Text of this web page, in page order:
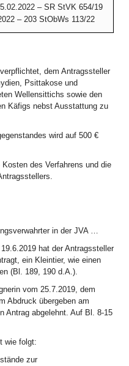
– SR StVK 654/19
– 203 StObWs 113/22
dem Antragssteller
Psittakose und
Wellensittichs sowie den
Käfigs nebst Ausstattung zu
wird auf 500 €
des Verfahrens und die
in der JVA …
hat der Antragssteller
ein Kleintier, wie einen
(Bl. 189, 190 d.A.).
vom 25.7.2019, dem
Abdruck übergeben am
Antrag abgelehnt. Auf Bl. 8-15
wie folgt:
zur